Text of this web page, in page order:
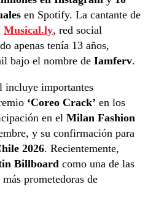
en Spotify. La cantante de
Musical.ly, red social
apenas tenía 13 años,
bajo el nombre de Iamferv.
incluye importantes
‘Coreo Crack’ en los
en el Milan Fashion
y su confirmación para
2026. Recientemente,
Billboard como una de las
prometedoras de